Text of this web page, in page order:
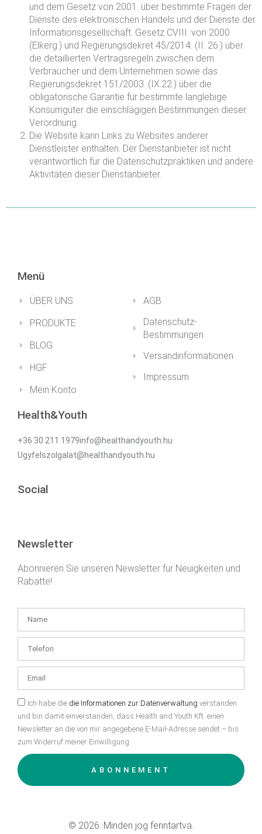
und dem Gesetz von 2001. über bestimmte Fragen der
Dienste des elektronischen Handels und der Dienste der
Informationsgesellschaft. Gesetz CVIII. von 2000
(Elkerg.) und Regierungsdekret 45/2014. (II. 26.) über
die detaillierten Vertragsregeln zwischen dem
Verbraucher und dem Unternehmen sowie das
Regierungsdekret 151/2003. (IX.22.) über die
obligatorische Garantie für bestimmte langlebige
Konsumgüter die einschlägigen Bestimmungen dieser
Verordnung.
Die Website kann Links zu Websites anderer
Dienstleister enthalten. Der Dienstanbieter ist nicht
verantwortlich für die Datenschutzpraktiken und andere
Aktivitäten dieser Dienstanbieter.
Menü
ÜBER UNS
PRODUKTE
BLOG
HGF
Mein Konto
AGB
Datenschutz-
Bestimmungen
Versandinformationen
Impressum
Health&Youth
+36 30 211 1979info@healthandyouth.hu
Ugyfelszolgalat@healthandyouth.hu
Social
Newsletter
Abonnieren Sie unseren Newsletter für Neuigkeiten und
Rabatte!
Ich habe die die Informationen zur Datenverwaltung verstanden
und bin damit einverstanden, dass Health and Youth Kft. einen
Newsletter an die von mir angegebene E-Mail-Adresse sendet – bis
zum Widerruf meiner Einwilligung.
ABONNEMENT
© 2026. Minden jog fenntartva.